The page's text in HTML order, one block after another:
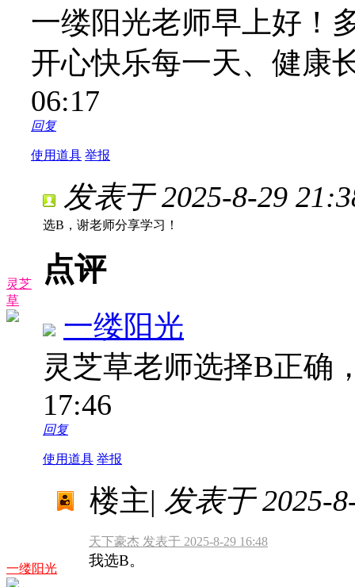
一缕阳光老师早上好！
开心快乐每一天、健康
06:17
回复
使用道具 举报
灵芝
草
发表于 2025-8-29
选B，谢老师分享学习！
点评
一缕阳光
灵芝草老师选择B正确
17:46
回复
使用道具 举报
一缕阳光
楼主| 发表于 2025-
天下豪杰 发表于 2025-8-29 16:48
我选B。